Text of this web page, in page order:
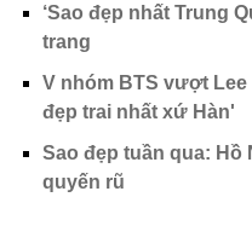
‘Sao đẹp nhất Trung
trang
V nhóm BTS vượt
đẹp trai nhất xứ Hàn'
Sao đẹp tuần qua: Hồ
quyến rũ